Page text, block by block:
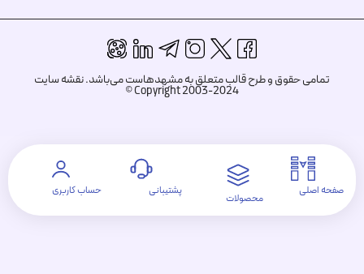
تمامی حقوق و طرح قالب متعلق به مشهدهاست می‌باشد.نقشه سایت
Copyright 2003-2024 ©
صفحه اصلی
محصولات
پشتیبانی حساب کاربری